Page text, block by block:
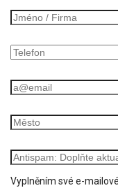
Vyplněním své e-